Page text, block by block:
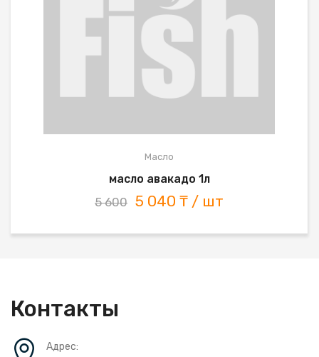
Масло
масло авакадо 1л
5 600 5 040 ₸ / шт
Контакты
Адрес: